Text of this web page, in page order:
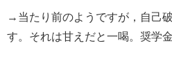
→当たり前のようですが，自己
す。それは甘えだと一喝。奨学